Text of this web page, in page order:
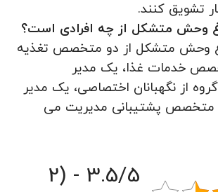
تشویق کنند.
وحش متشکل از چه افرادی است؟
وحش متشکل از دو متخصص تغذیه
خدمات غذا، یک مدیر
از نگهبانان اختصاصی، یک مدیر
پشتیبانی مدیریت می
3.5/5 - (2